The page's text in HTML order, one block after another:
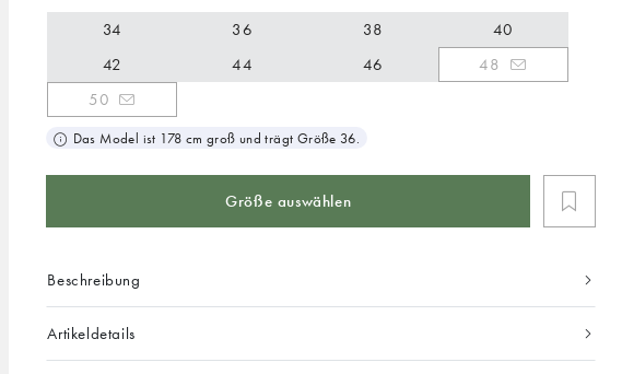
34 36 38
40
42
44 46
48
50
Das Model ist 178 cm groß und trägt Größe 36.
Größe auswählen
Beschreibung
Artikeldetails